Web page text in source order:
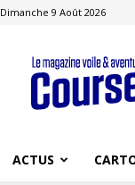
Dimanche 9 Août 2026
ACTUS